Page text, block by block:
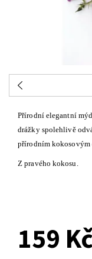
Přírodní elegantní
drážky spolehlivě
přírodním kokosovým
Z pravého kokosu.
159